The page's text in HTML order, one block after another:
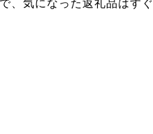
、気になった返礼品はす